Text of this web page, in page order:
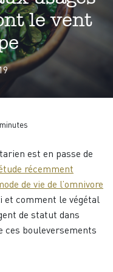
le vent
minutes
est en passe de
récemment
de vie de l’omnivore
et comment le végétal
de statut dans
ces bouleversements